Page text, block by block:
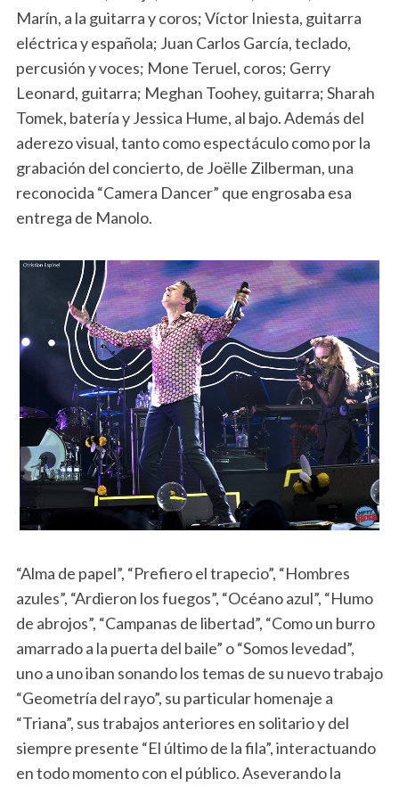
Marín, a la guitarra y coros; Víctor Iniesta, guitarra
eléctrica y española; Juan Carlos García, teclado,
percusión y voces; Mone Teruel, coros; Gerry
Leonard, guitarra; Meghan Toohey, guitarra; Sharah
Tomek, batería y Jessica Hume, al bajo. Además del
aderezo visual, tanto como espectáculo como por la
grabación del concierto, de Joëlle Zilberman, una
reconocida “Camera Dancer” que engrosaba esa
entrega de Manolo.
“Alma de papel”, “Prefiero el trapecio”, “Hombres
azules”, “Ardieron los fuegos”, “Océano azul”, “Humo
de abrojos”, “Campanas de libertad”, “Como un burro
amarrado a la puerta del baile” o “Somos levedad”,
uno a uno iban sonando los temas de su nuevo trabajo
“Geometría del rayo”, su particular homenaje a
“Triana”, sus trabajos anteriores en solitario y del
siempre presente “El último de la fila”, interactuando
en todo momento con el público. Aseverando la